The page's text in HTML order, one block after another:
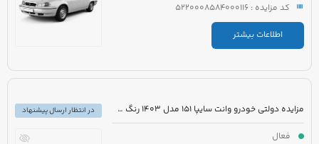
کد مزایده : 5220008584000116
اطلاعات بیشتر
مزایده دولتی خودرو وانت سایپا 151 مدل 1403 رنگ سفید روغنی
فعال
در انتظار ارسال پیشنهاد